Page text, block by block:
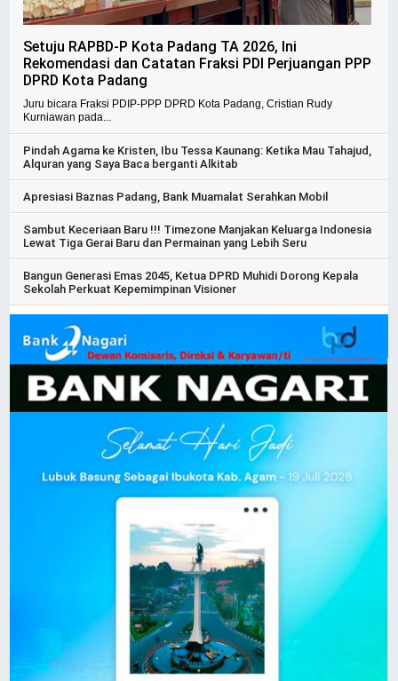
Setuju RAPBD-P Kota Padang TA 2026, Ini
Rekomendasi dan Catatan Fraksi PDI Perjuangan PPP
DPRD Kota Padang
Juru bicara Fraksi PDIP-PPP DPRD Kota Padang, Cristian Rudy
Kurniawan pada...
Pindah Agama ke Kristen, Ibu Tessa Kaunang: Ketika Mau Tahajud,
Alquran yang Saya Baca berganti Alkitab
Apresiasi Baznas Padang, Bank Muamalat Serahkan Mobil
Sambut Keceriaan Baru !!! Timezone Manjakan Keluarga Indonesia
Lewat Tiga Gerai Baru dan Permainan yang Lebih Seru
Bangun Generasi Emas 2045, Ketua DPRD Muhidi Dorong Kepala
Sekolah Perkuat Kepemimpinan Visioner